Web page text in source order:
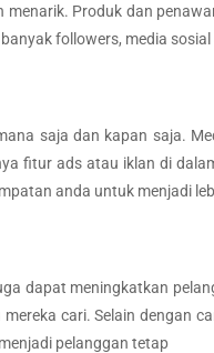
menarik. Produk dan
followers, media
saja dan kapan saja.
fitur ads atau iklan di
anda untuk menjadi
dapat meningkatkan
cari. Selain dengan
pelanggan tetap